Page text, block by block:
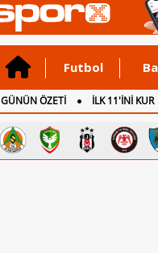
Futbol
GÜNÜN ÖZETİ İLK 11'İNİ KUR
CANLI ANLATIM
İNGİLTERE